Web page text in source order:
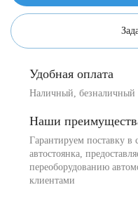
Удобная оплата
Наличный, безналичный
Наши
Гарантируем поставку в
автостоянка,
переоборудованию
клиентами